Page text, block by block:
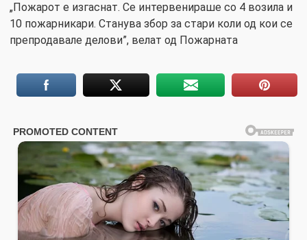
„Пожарот е изгаснат. Се интервенираше со 4 возила и
10 пожарникари. Станува збор за стари коли од кои се
препродавале делови”, велат од Пожарната